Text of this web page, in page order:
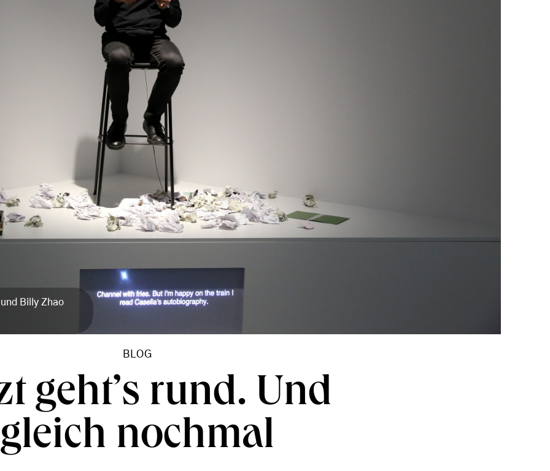
Billy Zhao
BLOG
geht’s rund. Und
gleich nochmal